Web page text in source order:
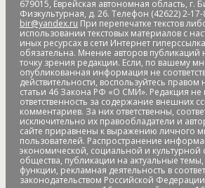
679015, Еврейская автономная область, г.
Физкультурная, д. 26. Телефон (42622) 2-17-
bir@yandex.ru При перепечатке текстов
использовании текстовых материалов с
иных ресурсах в сети Интернет
обязательна. Мнение авторов публикаций
точку зрения редакции. Если, по вашему
опубликованная информация не
действительности, воспользуйтесь правом
статьи 46 Закона РФ «О СМИ». Редакция не
ответственность за содержание внешних
комментариев. За них ответственны,
исключительно их правообладатели и
сайте приравнены к выражению личного
пользователей. Распространение
экономической, социальной и культурной
общества, публикации на актуальные темы,
функции, рекламная деятельность в
законодательством Российской